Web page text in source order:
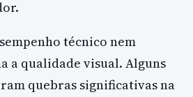
técnico nem
a qualidade visual. Alguns
quebras significativas na